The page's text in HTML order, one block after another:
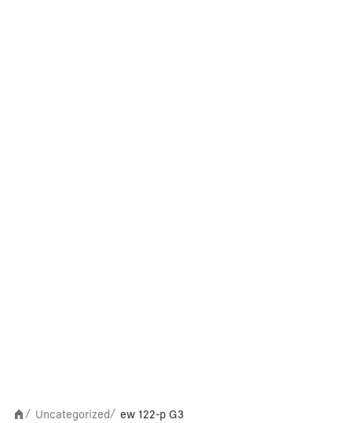
/ Uncategorized/ ew 122-p G3